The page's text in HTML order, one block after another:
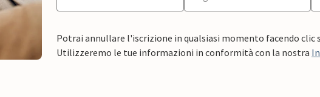
Potrai annullare l'iscrizione in qualsiasi momento facendo
Utilizzeremo le tue informazioni in conformità con la nostra